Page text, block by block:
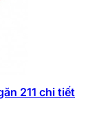
211 chi tiết